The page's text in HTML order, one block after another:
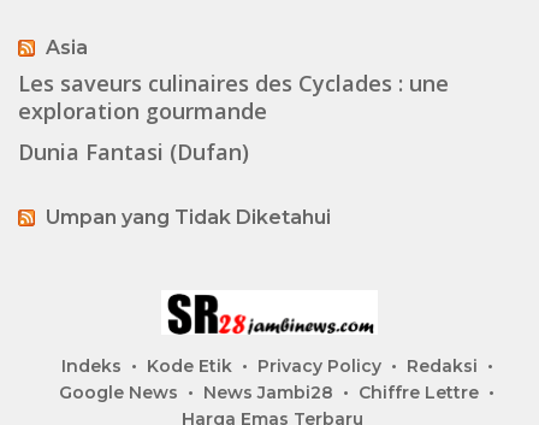
Asia
Les saveurs culinaires des Cyclades : une
exploration gourmande
Dunia Fantasi (Dufan)
Umpan yang Tidak Diketahui
Indeks Kode Etik Privacy Policy
Redaksi
Google News
News Jambi28
Chiffre Lettre
Harga Emas Terbaru